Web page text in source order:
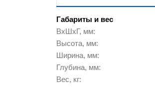
Инструменты
Оборудование для склада
Габариты и вес
ВхШхГ, мм
Высота, мм
Ширина, мм
Глубина, мм
Вес, кг